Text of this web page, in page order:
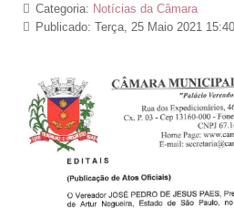
Categoria: Notícias da Câmara
Publicado: Terça, 25 Maio 2021 15:40